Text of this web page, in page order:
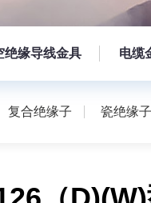
绝缘导线金具 电缆
复合绝缘子 瓷绝缘子